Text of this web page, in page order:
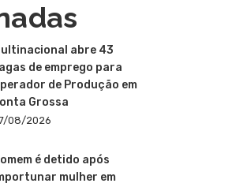
abre 43
de emprego para
de Produção em
Grossa
08/2026
é detido após
mulher em